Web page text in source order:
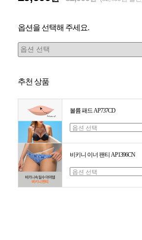
옵션을 선택해 주세요.
추천 상품
볼륨 패드 AP737CD
비키니 이너 팬티 AP1396CN